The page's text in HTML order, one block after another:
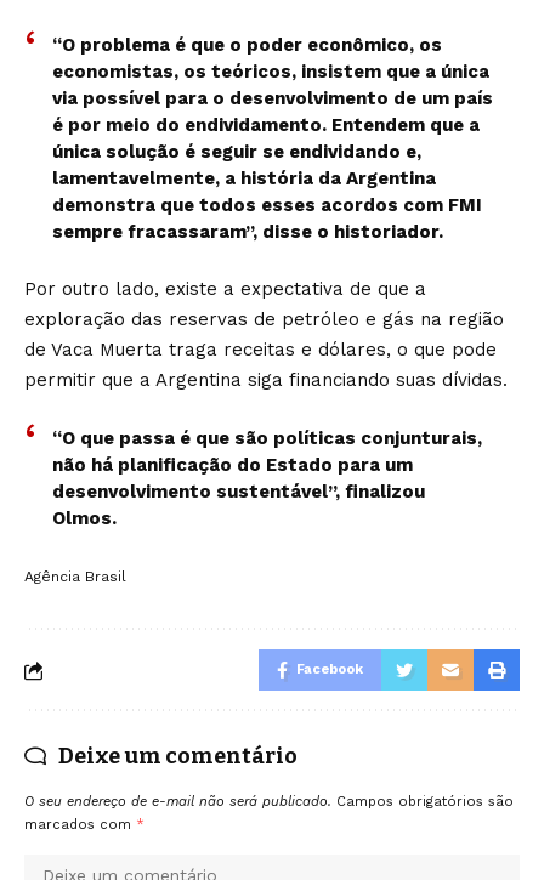
“O problema é que o poder econômico, os
economistas, os teóricos, insistem que a única
via possível para o desenvolvimento de um país
é por meio do endividamento. Entendem que a
única solução é seguir se endividando e,
lamentavelmente, a história da Argentina
demonstra que todos esses acordos com FMI
sempre fracassaram”, disse o historiador.
Por outro lado, existe a expectativa de que a
exploração das reservas de petróleo e gás na região
de Vaca Muerta traga receitas e dólares, o que pode
permitir que a Argentina siga financiando suas dívidas.
“O que passa é que são políticas conjunturais,
não há planificação do Estado para um
desenvolvimento sustentável”, finalizou
Olmos.
Agência Brasil
Facebook
Deixe um comentário
O seu endereço de e-mail não será publicado. Campos obrigatórios são
marcados com *